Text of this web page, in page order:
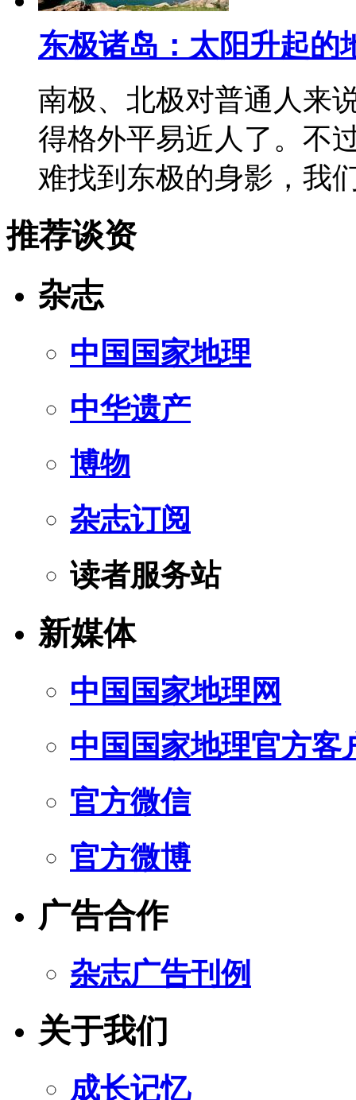
东极诸岛：太阳升起的
南极、北极对普通人来
得格外平易近人了。不
难找到东极的身影，
推荐谈资
杂志
中国国家地理
中华遗产
博物
杂志订阅
读者服务站
新媒体
中国国家地理网
中国国家地理官方客
官方微信
官方微博
广告合作
杂志广告刊例
关于我们
成长记忆